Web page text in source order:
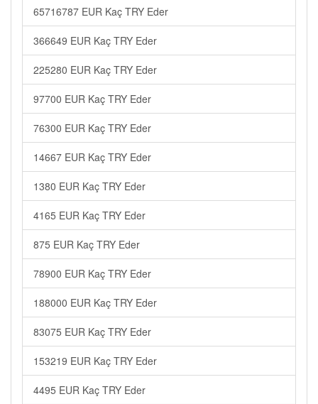
65716787 EUR Kaç TRY Eder
366649 EUR Kaç TRY Eder
225280 EUR Kaç TRY Eder
97700 EUR Kaç TRY Eder
76300 EUR Kaç TRY Eder
14667 EUR Kaç TRY Eder
1380 EUR Kaç TRY Eder
4165 EUR Kaç TRY Eder
875 EUR Kaç TRY Eder
78900 EUR Kaç TRY Eder
188000 EUR Kaç TRY Eder
83075 EUR Kaç TRY Eder
153219 EUR Kaç TRY Eder
4495 EUR Kaç TRY Eder